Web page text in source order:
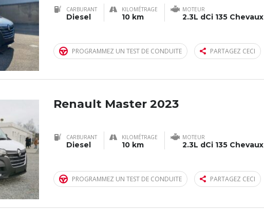
CARBURANT
Diesel
KILOMÉTRAGE
10 km
MOTEUR
2.3L dCi 135 Chevaux
PROGRAMMEZ UN TEST DE CONDUITE PARTAGEZ CECI
Renault Master 2023
CARBURANT
Diesel
KILOMÉTRAGE
10 km
MOTEUR
2.3L dCi 135 Chevaux
PROGRAMMEZ UN TEST DE CONDUITE PARTAGEZ CECI